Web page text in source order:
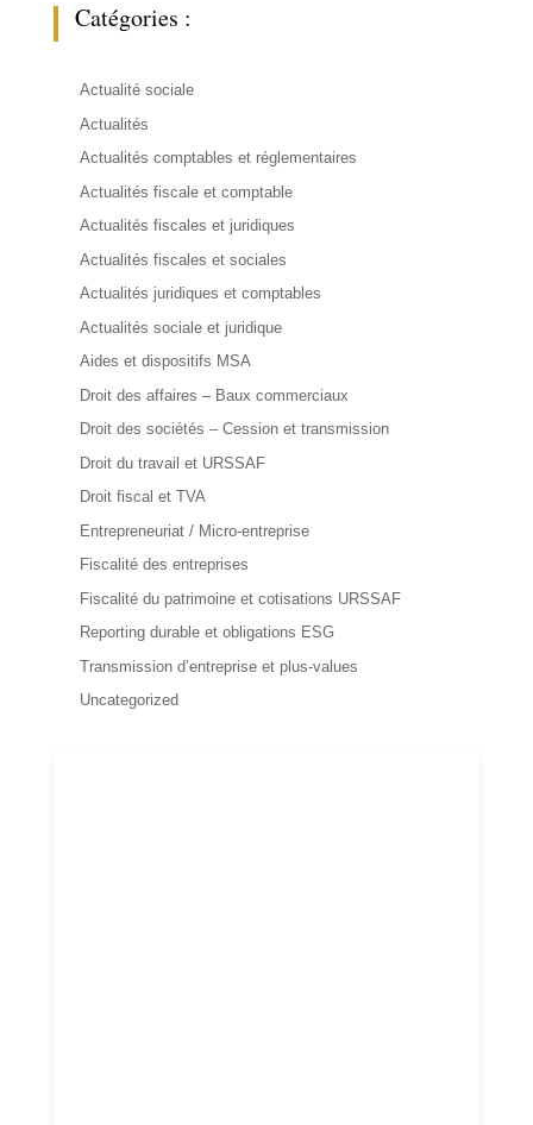
Catégories :
Actualité sociale
Actualités
Actualités comptables et réglementaires
Actualités fiscale et comptable
Actualités fiscales et juridiques
Actualités fiscales et sociales
Actualités juridiques et comptables
Actualités sociale et juridique
Aides et dispositifs MSA
Droit des affaires – Baux commerciaux
Droit des sociétés – Cession et transmission
Droit du travail et URSSAF
Droit fiscal et TVA
Entrepreneuriat / Micro-entreprise
Fiscalité des entreprises
Fiscalité du patrimoine et cotisations URSSAF
Reporting durable et obligations ESG
Transmission d’entreprise et plus-values
Uncategorized